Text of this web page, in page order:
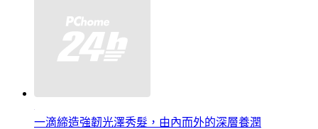
一滴締造強韌光澤秀髮，由內而外的深層養潤